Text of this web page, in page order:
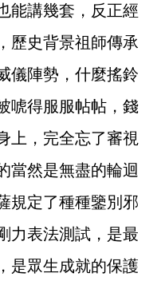
能講幾套，反正經
歷史背景祖師傳承
儀陣勢，什麼搖鈴
唬得服服帖帖，錢
上，完全忘了審視
當然是無盡的輪迴
規定了種種鑒別邪
力表法測試，是最
是眾生成就的保護